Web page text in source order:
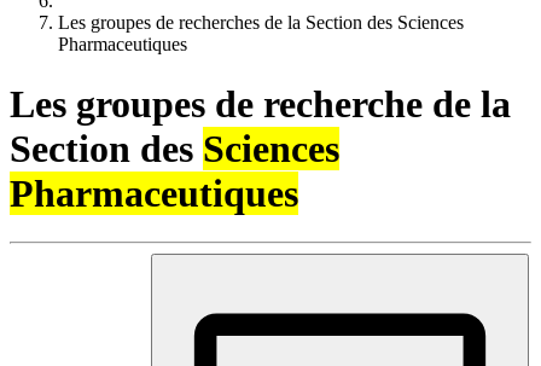
Les groupes de recherches de la Section des Sciences
Pharmaceutiques
Les groupes de recherche de la
Section des Sciences
Pharmaceutiques